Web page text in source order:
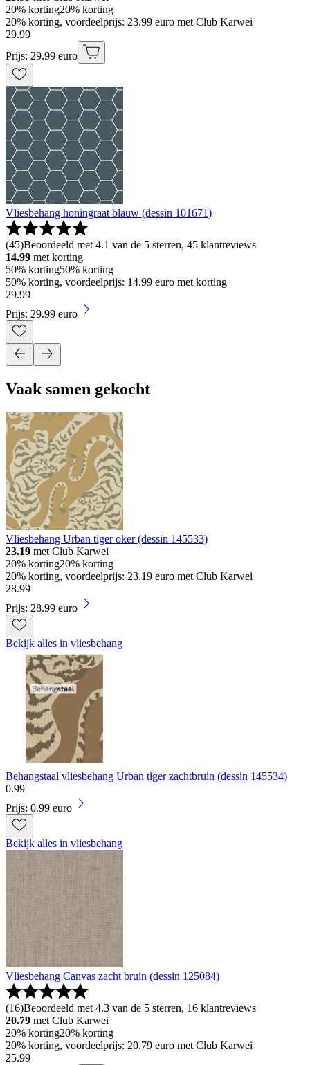
20% korting20% korting
20% korting, voordeelprijs: 23.99 euro met Club Karwei
29.99
Prijs: 29.99 euro
Vliesbehang honingraat blauw (dessin 101671)
(45)Beoordeeld met 4.1 van de 5 sterren, 45 klantreviews
14.99 met korting
50% korting50% korting
50% korting, voordeelprijs: 14.99 euro met korting
29.99
Prijs: 29.99 euro
Vaak samen gekocht
Vliesbehang Urban tiger oker (dessin 145533)
23.19 met Club Karwei
20% korting20% korting
20% korting, voordeelprijs: 23.19 euro met Club Karwei
28.99
Prijs: 28.99 euro
Bekijk alles in vliesbehang
Behangstaal vliesbehang Urban tiger zachtbruin (dessin 145534)
0.99
Prijs: 0.99 euro
Bekijk alles in vliesbehang
Vliesbehang Canvas zacht bruin (dessin 125084)
(16)Beoordeeld met 4.3 van de 5 sterren, 16 klantreviews
20.79 met Club Karwei
20% korting20% korting
20% korting, voordeelprijs: 20.79 euro met Club Karwei
25.99